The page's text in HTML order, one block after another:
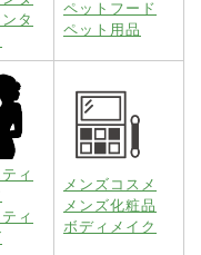
タ
ペットフード
ペット用品
ィ
ィ
メンズコスメ
メンズ化粧品
ボディメイク